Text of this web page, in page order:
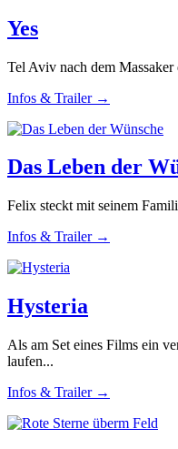
Yes
Tel Aviv nach dem
Infos & Trailer →
Das Leben der
Felix steckt mit seinem
Infos & Trailer →
Hysteria
Als am Set eines Films ein
laufen...
Infos & Trailer →